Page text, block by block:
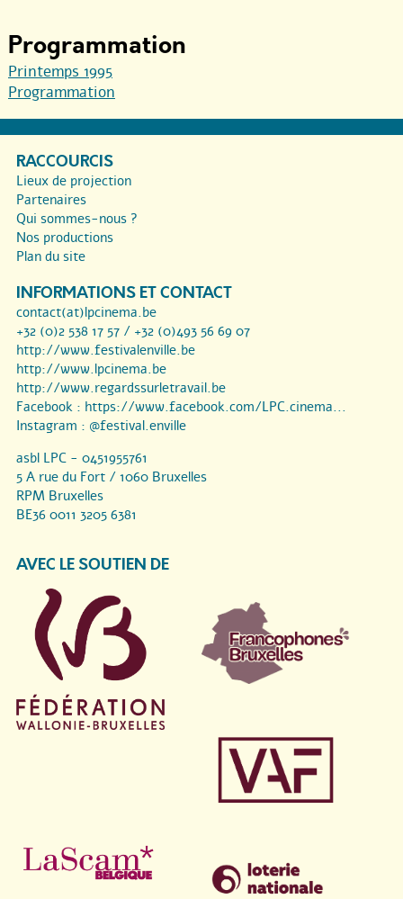
Programmation
Printemps 1995
Programmation
RACCOURCIS
Lieux de projection
Partenaires
Qui sommes-nous ?
Nos productions
Plan du site
INFORMATIONS ET CONTACT
contact(at)lpcinema.be
+32 (0)2 538 17 57 / +32 (0)493 56 69 07
http://www.festivalenville.be
http://www.lpcinema.be
http://www.regardssurletravail.be
Facebook : https://www.facebook.com/LPC.cinema...
Instagram : @festival.enville
asbl LPC - 0451955761
5 A rue du Fort / 1060 Bruxelles
RPM Bruxelles
BE36 0011 3205 6381
AVEC LE SOUTIEN DE